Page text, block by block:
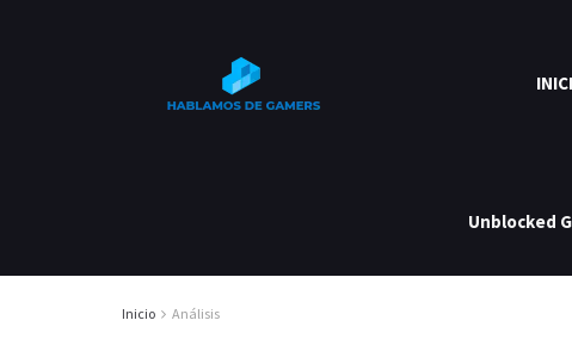
Unblocked
Inicio Análisis